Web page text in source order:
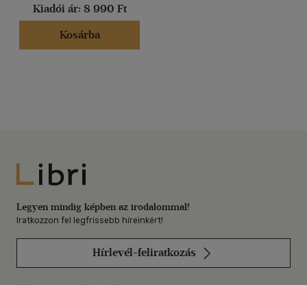
Kiadói ár: 8 990 Ft
Kosárba
Libri
Legyen mindig képben az irodalommal!
Iratkozzon fel legfrissebb híreinkért!
Hírlevél-feliratkozás